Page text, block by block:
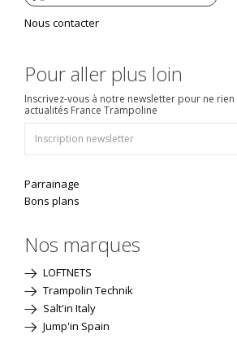
Nous contacter
Pour aller plus loin
Inscrivez-vous à notre newsletter pour ne
actualités France Trampoline
Parrainage
Bons plans
Nos marques
LOFTNETS
Trampolin Technik
Salt'in Italy
Jump'in Spain